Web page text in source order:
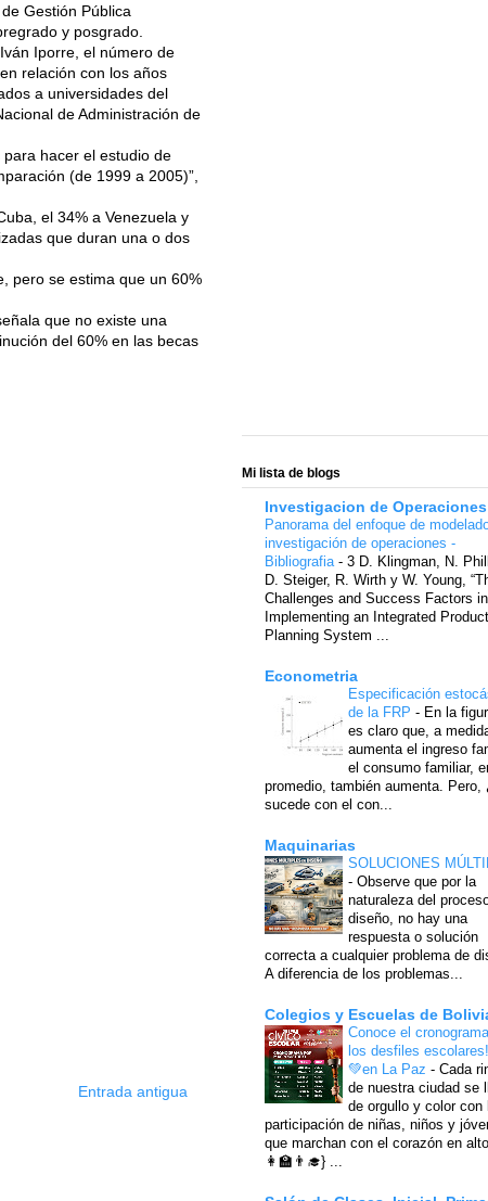
Gestión Pública
y posgrado.
Iporre, el número de
relación con los años
a universidades del
de Administración de
hacer el estudio de
(de 1999 a 2005)”,
el 34% a Venezuela y
que duran una o dos
pero se estima que un 60%
que no existe una
del 60% en las becas
Entrada antigua
Mi lista de blogs
Investigacion de Operaciones
Panorama del enfoque de
investigación de operaciones -
Bibliografia - 3 D. Klingman, N.
D. Steiger, R. Wirth y W. Young,
Challenges and Success Factors in
Implementing an Integrated
Planning System ...
Econometria
Especificación
de la FRP - En la
es claro que, a
aumenta el ingreso
el consumo familiar,
promedio, también aumenta. Pero,
sucede con el con...
Maquinarias
SOLUCIONES
- Observe que por la
naturaleza del
diseño, no hay una
respuesta o solución
correcta a cualquier problema de
A diferencia de los problemas...
Colegios y Escuelas de
Conoce el
los desfiles
💚en La Paz - Cada
de nuestra ciudad se
de orgullo y color con
participación de niñas, niños y
que marchan con el corazón en
👩‍🏫👨‍🎓} ...